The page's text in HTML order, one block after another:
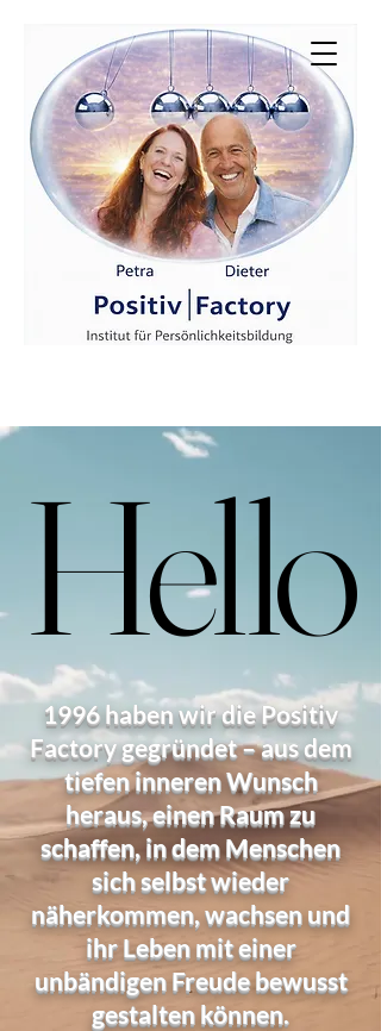
Hello
Hello
1996 haben wir die Positiv
Factory gegründet – aus dem
tiefen inneren Wunsch
heraus, einen Raum zu
schaffen, in dem Menschen
sich selbst wieder
näherkommen, wachsen und
ihr Leben mit einer
unbändigen Freude bewusst
gestalten können.